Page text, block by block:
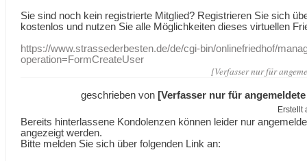
Sie sind noch kein registrierte Mitglied? Registrieren Sie sich
kostenlos und nutzen Sie alle Möglichkeiten dieses virtuellen
https://www.strassederbesten.de/de/cgi-bin/onlinefriedhof/
operation=FormCreateUser
[Verfasser nur für
geschrieben von [Verfasser nur für
Erstellt
Bereits hinterlassene Kondolenzen können leider nur
angezeigt werden.
Bitte melden Sie sich über folgenden Link an: